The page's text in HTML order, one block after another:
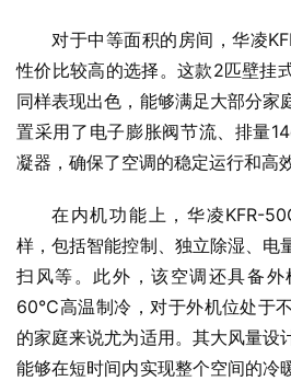
对于中等面积的房间，华凌
性价比较高的选择。这款2匹壁挂
同样表现出色，能够满足大部分家
置采用了电子膨胀阀节流、排量
凝器，确保了空调的稳定运行和高
在内机功能上，华凌KFR-
样，包括智能控制、独立除湿、电
扫风等。此外，该空调还具备外
60℃高温制冷，对于外机位处于不
的家庭来说尤为适用。其大风量设
能够在短时间内实现整个空间的冷